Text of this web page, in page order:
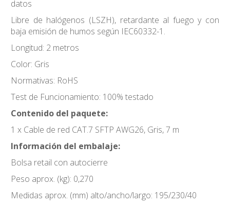
datos
Libre de halógenos (LSZH), retardante al fuego y con
baja emisión de humos según IEC60332-1.
Longitud: 2 metros
Color: Gris
Normativas: RoHS
Test de Funcionamiento: 100% testado
Contenido del paquete:
1 x Cable de red CAT.7 SFTP AWG26, Gris, 7 m
Información del embalaje:
Bolsa retail con autocierre
Peso aprox. (kg): 0,270
Medidas aprox. (mm) alto/ancho/largo: 195/230/40